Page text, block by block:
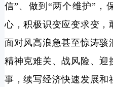
信”、做到“两个维护”，
心，积极识变应变求变，
面对风高浪急甚至惊涛骇
精神克难关、战风险、迎
事，续写经济快速发展和